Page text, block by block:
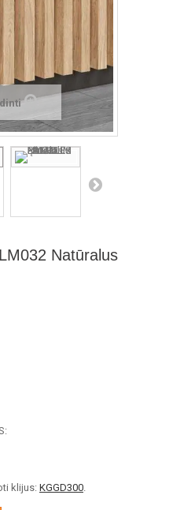
Natūralus
klijus: KGGD300.